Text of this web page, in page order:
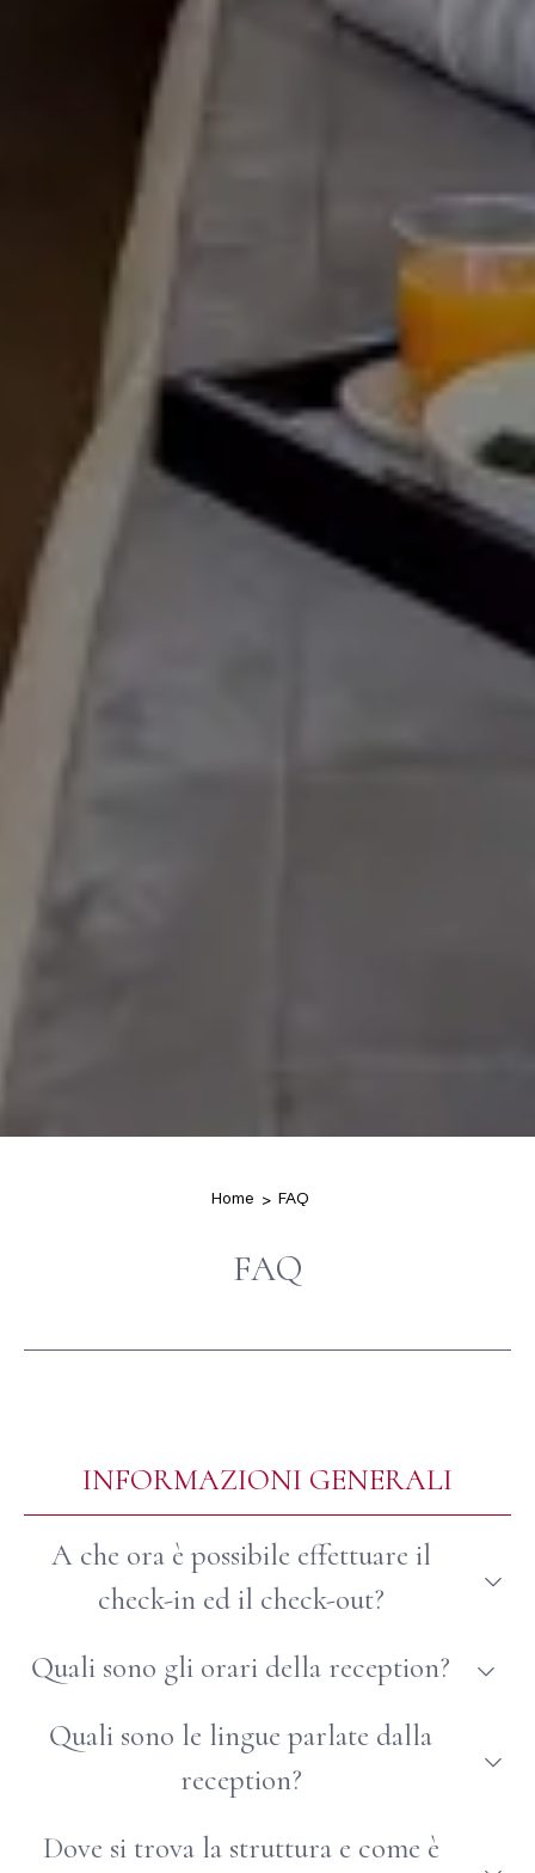
Home FAQ
FAQ
INFORMAZIONI GENERALI
A che ora è possibile effettuare il
check-in ed il check-out?
Check-in dalle 14:00 – check-out entro le 12:00
Quali sono gli orari della reception?
H24
Quali sono le lingue parlate dalla
reception?
Inglese, francese
Dove si trova la struttura e come è